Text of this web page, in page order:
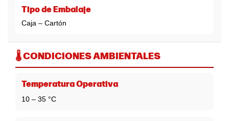
Tipo de Embalaje
Caja – Cartón
🌡️ CONDICIONES AMBIENTALES
Temperatura Operativa
10 – 35 °C